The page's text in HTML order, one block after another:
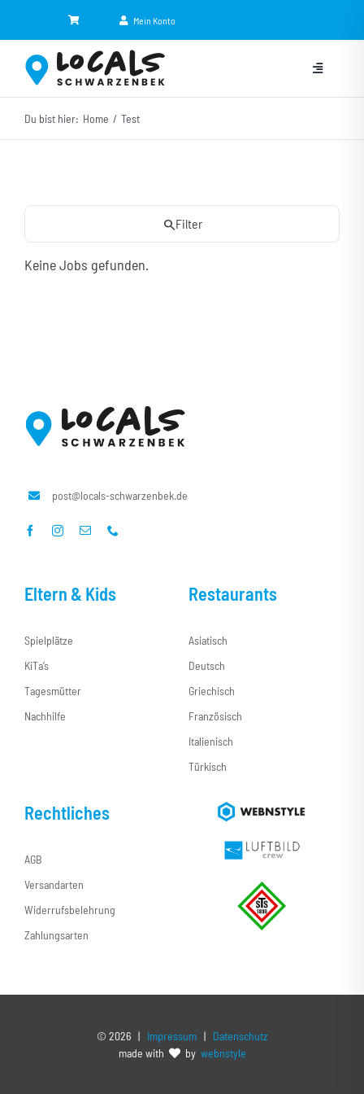
springen
Mein Konto
Toggle
Jobbörse NEU
Du bist hier: Home Test
searchFilter
Keine Jobs gefunden.
post@locals-schwarzenbek.de
Eltern & Kids
Spielplätze
KiTa’s
Tagesmütter
Nachhilfe
Restaurants
Asiatisch
Deutsch
Griechisch
Französisch
Italienisch
Türkisch
Rechtliches
AGB
Versandarten
Widerrufsbelehrung
Zahlungsarten
© 2026 | Impressum| Datenschutz
made with
by webnstyle